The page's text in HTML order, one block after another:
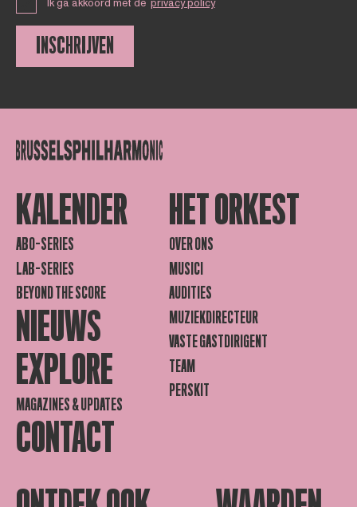
Ik ga akkoord met de privacy policy
INSCHRIJVEN
KALENDER
ABO-SERIES
LAB-SERIES
BEYOND THE SCORE
NIEUWS
EXPLORE
MAGAZINES & UPDATES
CONTACT
HET ORKEST
OVER ONS
MUSICI
AUDITIES
MUZIEKDIRECTEUR
VASTE GASTDIRIGENT
TEAM
PERSKIT